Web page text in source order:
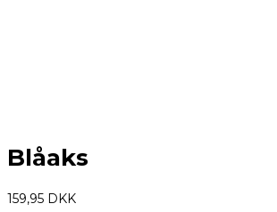
Blåaks
159,95 DKK